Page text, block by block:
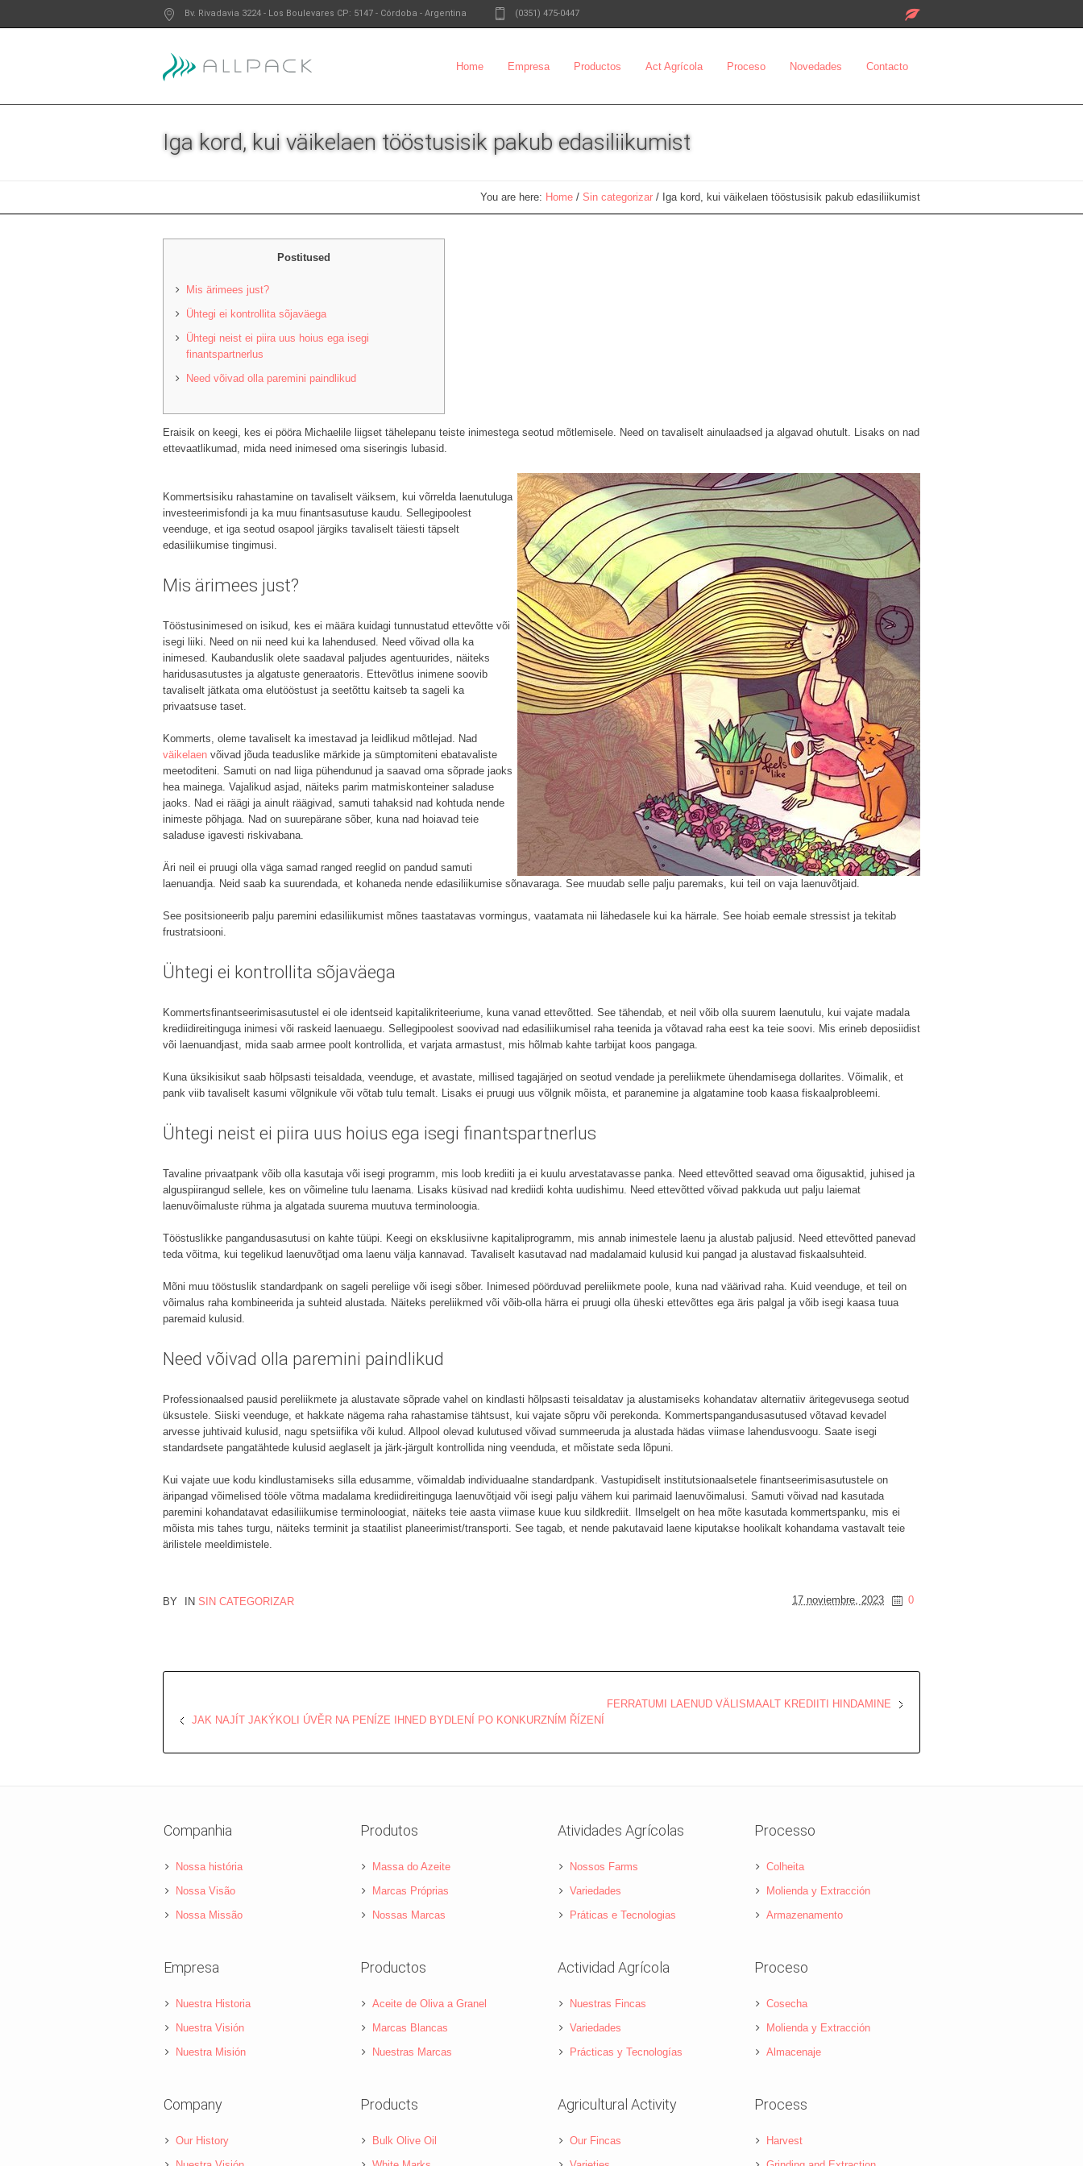
Bv. Rivadavia 3224 - Los Boulevares CP: 5147 - Córdoba - Argentina (0351) 475-0447
Home Empresa Productos Act Agrícola Proceso Novedades Contacto
Iga kord, kui väikelaen tööstusisik pakub edasiliikumist
You are here: Home / Sin categorizar / Iga kord, kui väikelaen tööstusisik pakub edasiliikumist
Postitused
Mis ärimees just?
Ühtegi ei kontrollita sõjaväega
Ühtegi neist ei piira uus hoius ega isegi
finantspartnerlus
Need võivad olla paremini paindlikud
Eraisik on keegi, kes ei pööra Michaelile liigset tähelepanu teiste inimestega seotud mõtlemisele. Need on tavaliselt ainulaadsed ja algavad ohutult. Lisaks on nad
ettevaatlikumad, mida need inimesed oma siseringis lubasid.
Kommertsisiku rahastamine on tavaliselt väiksem, kui võrrelda laenutuluga
investeerimisfondi ja ka muu finantsasutuse kaudu. Sellegipoolest
veenduge, et iga seotud osapool järgiks tavaliselt täiesti täpselt
edasiliikumise tingimusi.
Mis ärimees just?
Tööstusinimesed on isikud, kes ei määra kuidagi tunnustatud ettevõtte või
isegi liiki. Need on nii need kui ka lahendused. Need võivad olla ka
inimesed. Kaubanduslik olete saadaval paljudes agentuurides, näiteks
haridusasutustes ja algatuste generaatoris. Ettevõtlus inimene soovib
tavaliselt jätkata oma elutööstust ja seetõttu kaitseb ta sageli ka
privaatsuse taset.
Kommerts, oleme tavaliselt ka imestavad ja leidlikud mõtlejad. Nad
väikelaen võivad jõuda teaduslike märkide ja sümptomiteni ebatavaliste
meetoditeni. Samuti on nad liiga pühendunud ja saavad oma sõprade jaoks
hea mainega. Vajalikud asjad, näiteks parim matmiskonteiner saladuse
jaoks. Nad ei räägi ja ainult räägivad, samuti tahaksid nad kohtuda nende
inimeste põhjaga. Nad on suurepärane sõber, kuna nad hoiavad teie
saladuse igavesti riskivabana.
Äri neil ei pruugi olla väga samad ranged reeglid on pandud samuti
laenuandja. Neid saab ka suurendada, et kohaneda nende edasiliikumise sõnavaraga. See muudab selle palju paremaks, kui teil on vaja laenuvõtjaid.
See positsioneerib palju paremini edasiliikumist mõnes taastatavas vormingus, vaatamata nii lähedasele kui ka härrale. See hoiab eemale stressist ja tekitab
frustratsiooni.
Ühtegi ei kontrollita sõjaväega
Kommertsfinantseerimisasutustel ei ole identseid kapitalikriteeriume, kuna vanad ettevõtted. See tähendab, et neil võib olla suurem laenutulu, kui vajate madala
krediidireitinguga inimesi või raskeid laenuaegu. Sellegipoolest soovivad nad edasiliikumisel raha teenida ja võtavad raha eest ka teie soovi. Mis erineb deposiidist
või laenuandjast, mida saab armee poolt kontrollida, et varjata armastust, mis hõlmab kahte tarbijat koos pangaga.
Kuna üksikisikut saab hõlpsasti teisaldada, veenduge, et avastate, millised tagajärjed on seotud vendade ja pereliikmete ühendamisega dollarites. Võimalik, et
pank viib tavaliselt kasumi võlgnikule või võtab tulu temalt. Lisaks ei pruugi uus võlgnik mõista, et paranemine ja algatamine toob kaasa fiskaalprobleemi.
Ühtegi neist ei piira uus hoius ega isegi finantspartnerlus
Tavaline privaatpank võib olla kasutaja või isegi programm, mis loob krediiti ja ei kuulu arvestatavasse panka. Need ettevõtted seavad oma õigusaktid, juhised ja
alguspiirangud sellele, kes on võimeline tulu laenama. Lisaks küsivad nad krediidi kohta uudishimu. Need ettevõtted võivad pakkuda uut palju laiemat
laenuvõimaluste rühma ja algatada suurema muutuva terminoloogia.
Tööstuslikke pangandusasutusi on kahte tüüpi. Keegi on eksklusiivne kapitaliprogramm, mis annab inimestele laenu ja alustab paljusid. Need ettevõtted panevad
teda võitma, kui tegelikud laenuvõtjad oma laenu välja kannavad. Tavaliselt kasutavad nad madalamaid kulusid kui pangad ja alustavad fiskaalsuhteid.
Mõni muu tööstuslik standardpank on sageli pereliige või isegi sõber. Inimesed pöörduvad pereliikmete poole, kuna nad väärivad raha. Kuid veenduge, et teil on
võimalus raha kombineerida ja suhteid alustada. Näiteks pereliikmed või võib-olla härra ei pruugi olla üheski ettevõttes ega äris palgal ja võib isegi kaasa tuua
paremaid kulusid.
Need võivad olla paremini paindlikud
Professionaalsed pausid pereliikmete ja alustavate sõprade vahel on kindlasti hõlpsasti teisaldatav ja alustamiseks kohandatav alternatiiv äritegevusega seotud
üksustele. Siiski veenduge, et hakkate nägema raha rahastamise tähtsust, kui vajate sõpru või perekonda. Kommertspangandusasutused võtavad kevadel
arvesse juhtivaid kulusid, nagu spetsiifika või kulud. Allpool olevad kulutused võivad summeeruda ja alustada hädas viimase lahendusvoogu. Saate isegi
standardsete pangatähtede kulusid aeglaselt ja järk-järgult kontrollida ning veenduda, et mõistate seda lõpuni.
Kui vajate uue kodu kindlustamiseks silla edusamme, võimaldab individuaalne standardpank. Vastupidiselt institutsionaalsetele finantseerimisasutustele on
äripangad võimelised tööle võtma madalama krediidireitinguga laenuvõtjaid või isegi palju vähem kui parimaid laenuvõimalusi. Samuti võivad nad kasutada
paremini kohandatavat edasiliikumise terminoloogiat, näiteks teie aasta viimase kuue kuu sildkrediit. Ilmselgelt on hea mõte kasutada kommertspanku, mis ei
mõista mis tahes turgu, näiteks terminit ja staatilist planeerimist/transporti. See tagab, et nende pakutavaid laene kiputakse hoolikalt kohandama vastavalt teie
ärilistele meeldimistele.
17 noviembre, 2023 0
BY IN SIN CATEGORIZAR
FERRATUMI LAENUD VÄLISMAALT KREDIITI HINDAMINE
JAK NAJÍT JAKÝKOLI ÚVĚR NA PENÍZE IHNED BYDLENÍ PO KONKURZNÍM ŘÍZENÍ
Companhia
Nossa história
Nossa Visão
Nossa Missão
Produtos
Massa do Azeite
Marcas Próprias
Nossas Marcas
Atividades Agrícolas
Nossos Farms
Variedades
Práticas e Tecnologias
Processo
Colheita
Molienda y Extracción
Armazenamento
Empresa
Nuestra Historia
Nuestra Visión
Nuestra Misión
Productos
Aceite de Oliva a Granel
Marcas Blancas
Nuestras Marcas
Actividad Agrícola
Nuestras Fincas
Variedades
Prácticas y Tecnologías
Proceso
Cosecha
Molienda y Extracción
Almacenaje
Company
Our History
Products
Bulk Olive Oil
Agricultural Activity
Our Fincas
Process
Harvest